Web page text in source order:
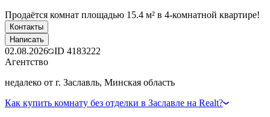
Продаётся комнат площадью 15.4 м² в 4-комнатной квартире!
Контакты
Написать
02.08.2026 ID 4183222
Агентство
недалеко от г. Заславль, Минская область
Как купить комнату без отделки в Заславле на Realt?